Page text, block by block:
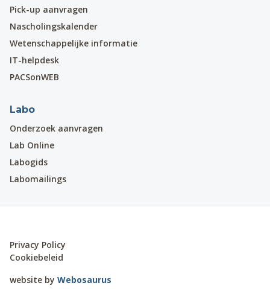
Pick-up aanvragen
Nascholingskalender
Wetenschappelijke informatie
IT-helpdesk
PACSonWEB
Labo
Onderzoek aanvragen
Lab Online
Labogids
Labomailings
Privacy Policy
Cookiebeleid
website by Webosaurus